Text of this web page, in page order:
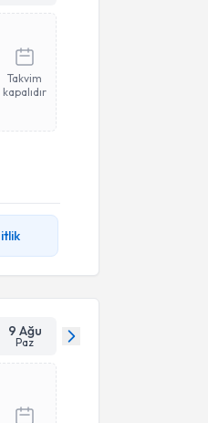
Takvim
kapalıdır
9 Ağu
Paz